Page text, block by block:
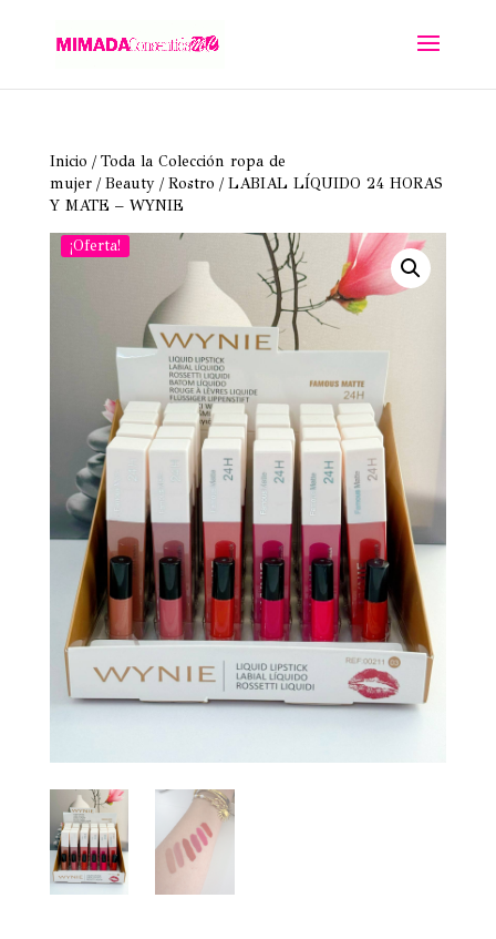
Inicio /Toda la Colección ropa de
mujer/Beauty/Rostro / LABIAL LÍQUIDO 24 HORAS
Y MATE – WYNIE
¡Oferta!